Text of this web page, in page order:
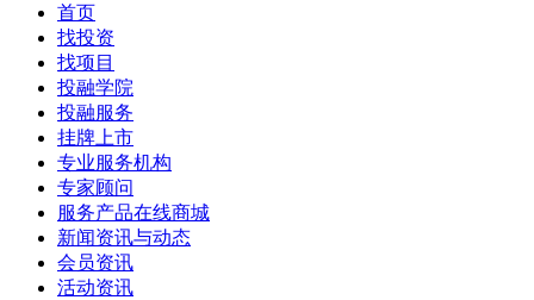
首页
找投资
找项目
投融学院
投融服务
挂牌上市
专业服务机构
专家顾问
服务产品在线商城
新闻资讯与动态
会员资讯
活动资讯